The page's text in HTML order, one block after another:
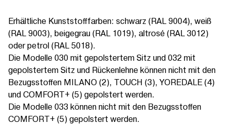
Erhältliche Kunststofffarben: schwarz (RAL 9004), weiß
(RAL 9003), beigegrau (RAL 1019), altrosé (RAL 3012)
oder petrol (RAL 5018).
Die Modelle 030 mit gepolstertem Sitz und 032 mit
gepolstertem Sitz und Rückenlehne können nicht mit den
Bezugsstoffen MILANO (2), TOUCH (3), YOREDALE (4)
und COMFORT+ (5) gepolstert werden.
Die Modelle 033 können nicht mit den Bezugsstoffen
COMFORT+ (5) gepolstert werden.